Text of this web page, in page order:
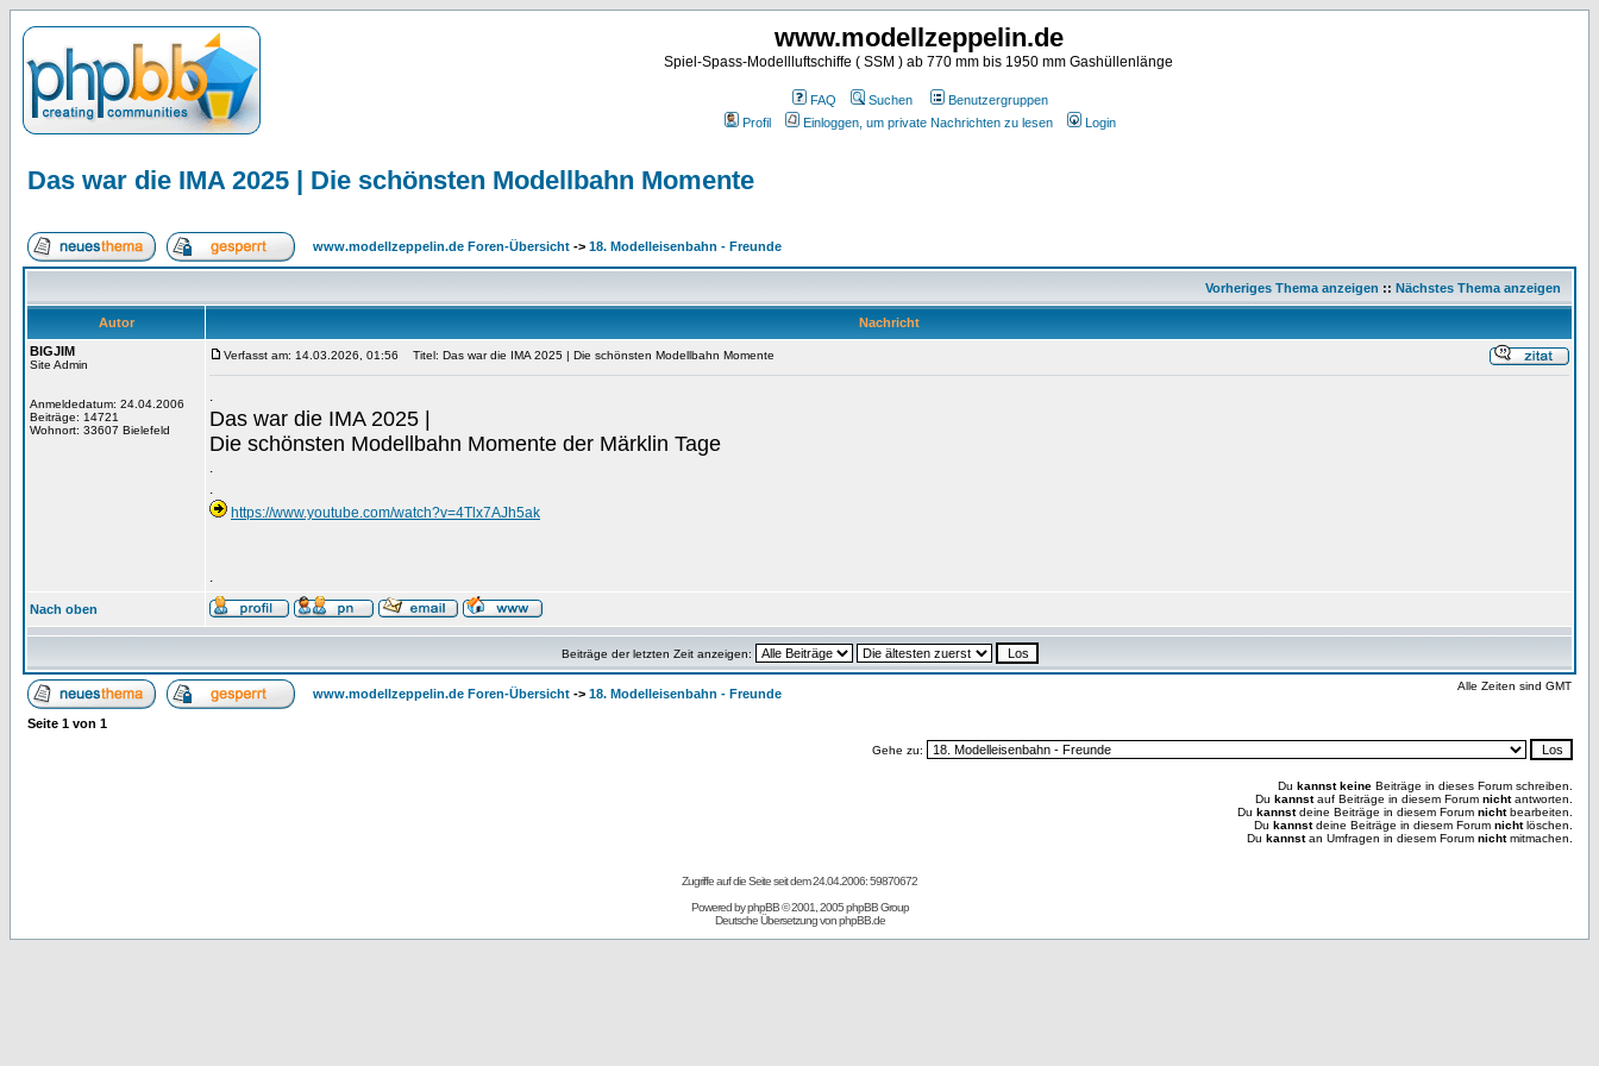
www.modellzeppelin.de
Spiel-Spass-Modellluftschiffe ( SSM ) ab 770 mm bis 1950 mm Gashüllenlänge
FAQ Suchen
Benutzergruppen
Profil
Einloggen, um private Nachrichten zu lesen Login
Das war die IMA 2025 | Die schönsten Modellbahn Momente
www.modellzeppelin.de Foren-Übersicht -> 18. Modelleisenbahn - Freunde
Vorheriges Thema anzeigen :: Nächstes Thema anzeigen
Autor
Nachricht
BIGJIM
Site Admin
Anmeldedatum: 24.04.2006
Beiträge: 14721
Wohnort: 33607 Bielefeld
Verfasst am: 14.03.2026, 01:56 Titel: Das war die IMA 2025 | Die schönsten Modellbahn Momente
.
Das war die IMA 2025 |
Die schönsten Modellbahn Momente der Märklin Tage
.
.
https://www.youtube.com/watch?v=4Tlx7AJh5ak
.
Nach oben
Beiträge der letzten Zeit anzeigen:
www.modellzeppelin.de Foren-Übersicht -> 18. Modelleisenbahn - Freunde
Alle Zeiten sind GMT
Seite 1 von 1
Gehe zu:
Du kannst keine Beiträge in dieses Forum schreiben.
Du kannstauf Beiträge in diesem Forum nichtantworten.
Du kannstdeine Beiträge in diesem Forum nichtbearbeiten.
Du kannstdeine Beiträge in diesem Forum nichtlöschen.
Du kannstan Umfragen in diesem Forum nichtmitmachen.
Zugriffe auf die Seite seit dem 24.04.2006: 59870672
Powered byphpBB© 2001, 2005 phpBB Group
Deutsche Übersetzung vonphpBB.de